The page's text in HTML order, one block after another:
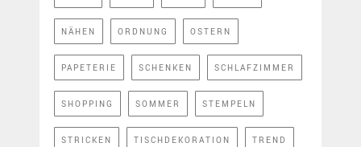
NÄHEN ORDNUNG OSTERN
PAPETERIE SCHENKEN SCHLAFZIMMER
SHOPPING SOMMER STEMPELN
STRICKEN TISCHDEKORATION TREND